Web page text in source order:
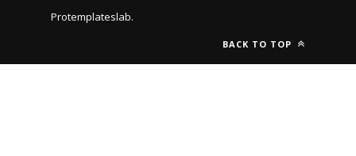
Protemplateslab.
BACK TO TOP